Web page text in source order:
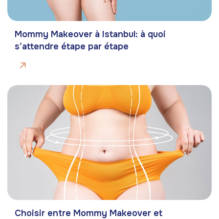
Mommy Makeover à Istanbul: à quoi
s’attendre étape par étape
Choisir entre Mommy Makeover et